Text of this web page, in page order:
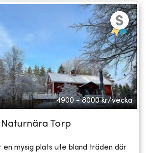
4900 - 8000 kr/vecka
Torp
mysig plats ute bland träden där